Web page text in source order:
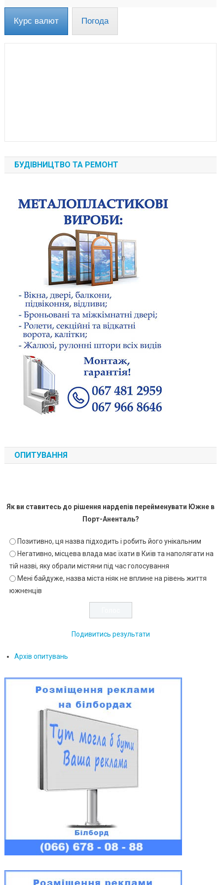
Курс валют Погода
БУДІВНИЦТВО ТА РЕМОНТ
ОПИТУВАННЯ
Як ви ставитесь до рішення нардепів перейменувати Южне в
Порт-Аненталь?
Позитивно, ця назва підходить і робить його унікальним
Негативно, місцева влада має їхати в Київ та наполягати на
тій назві, яку обрали містяни під час голосування
Мені байдуже, назва міста ніяк не вплине на рівень життя
южненців
Подивитись результати
Архів опитувань